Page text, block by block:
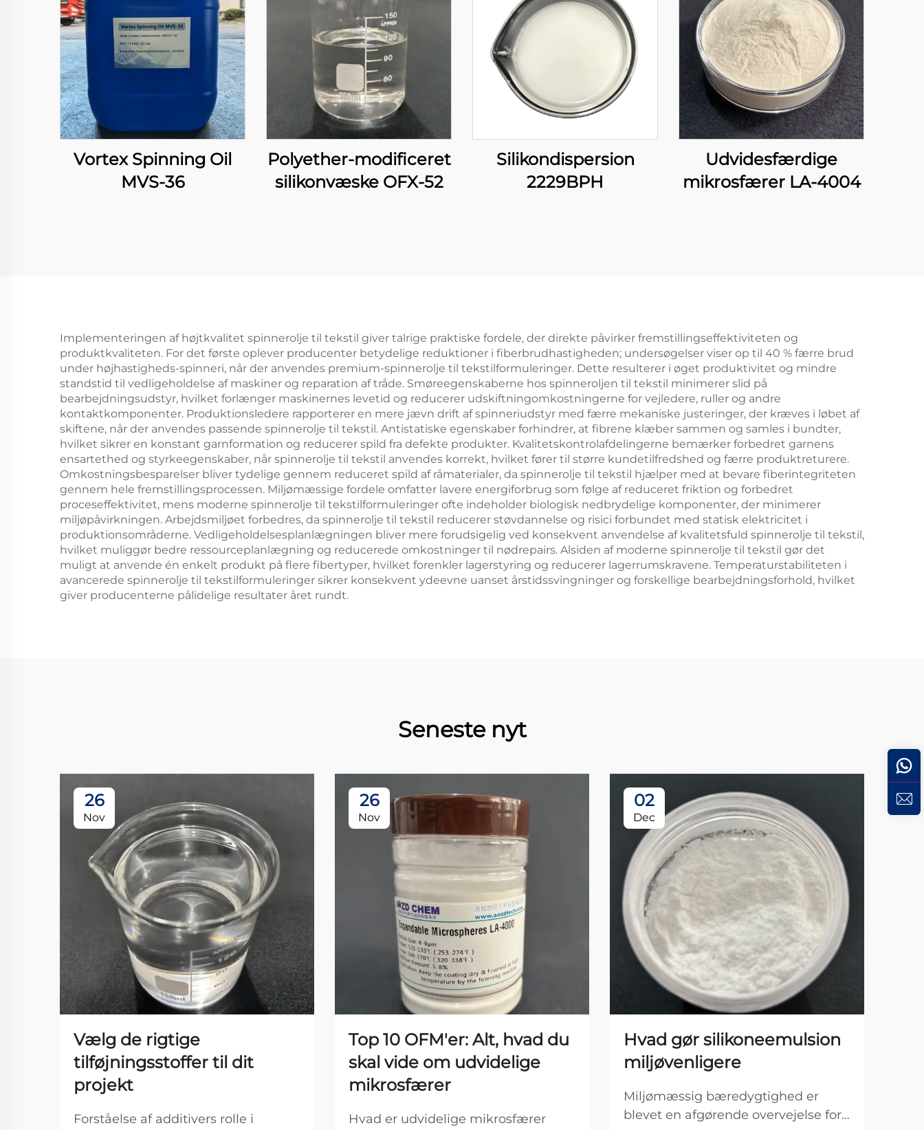
Vortex Spinning Oil
MVS-36
Polyether-modificeret
silikonvæske OFX-52
Silikondispersion
2229BPH
Udvidesfærdige
mikrosfærer LA-4004
Implementeringen af højtkvalitet spinnerolje til tekstil giver talrige praktiske fordele, der direkte påvirker fremstillingseffektiviteten og
produktkvaliteten. For det første oplever producenter betydelige reduktioner i fiberbrudhastigheden; undersøgelser viser op til 40 % færre brud
under højhastigheds-spinneri, når der anvendes premium-spinnerolje til tekstilformuleringer. Dette resulterer i øget produktivitet og mindre
standstid til vedligeholdelse af maskiner og reparation af tråde. Smøreegenskaberne hos spinneroljen til tekstil minimerer slid på
bearbejdningsudstyr, hvilket forlænger maskinernes levetid og reducerer udskiftningomkostningerne for vejledere, ruller og andre
kontaktkomponenter. Produktionsledere rapporterer en mere jævn drift af spinneriudstyr med færre mekaniske justeringer, der kræves i løbet af
skiftene, når der anvendes passende spinnerolje til tekstil. Antistatiske egenskaber forhindrer, at fibrene klæber sammen og samles i bundter,
hvilket sikrer en konstant garnformation og reducerer spild fra defekte produkter. Kvalitetskontrolafdelingerne bemærker forbedret garnens
ensartethed og styrkeegenskaber, når spinnerolje til tekstil anvendes korrekt, hvilket fører til større kundetilfredshed og færre produktreturere.
Omkostningsbesparelser bliver tydelige gennem reduceret spild af råmaterialer, da spinnerolje til tekstil hjælper med at bevare fiberintegriteten
gennem hele fremstillingsprocessen. Miljømæssige fordele omfatter lavere energiforbrug som følge af reduceret friktion og forbedret
proceseffektivitet, mens moderne spinnerolje til tekstilformuleringer ofte indeholder biologisk nedbrydelige komponenter, der minimerer
miljøpåvirkningen. Arbejdsmiljøet forbedres, da spinnerolje til tekstil reducerer støvdannelse og risici forbundet med statisk elektricitet i
produktionsområderne. Vedligeholdelsesplanlægningen bliver mere forudsigelig ved konsekvent anvendelse af kvalitetsfuld spinnerolje til tekstil,
hvilket muliggør bedre ressourceplanlægning og reducerede omkostninger til nødrepairs. Alsiden af moderne spinnerolje til tekstil gør det
muligt at anvende én enkelt produkt på flere fibertyper, hvilket forenkler lagerstyring og reducerer lagerrumskravene. Temperaturstabiliteten i
avancerede spinnerolje til tekstilformuleringer sikrer konsekvent ydeevne uanset årstidssvingninger og forskellige bearbejdningsforhold, hvilket
giver producenterne pålidelige resultater året rundt.
Seneste nyt
26
Nov
Vælg de rigtige
tilføjningsstoffer til dit
projekt
Forståelse af additivers rolle i
26
Nov
Top 10 OFM'er: Alt, hvad du
skal vide om udvidelige
mikrosfærer
Hvad er udvidelige mikrosfærer
02
Dec
Hvad gør silikoneemulsion
miljøvenligere
Miljømæssig bæredygtighed er
blevet en afgørende overvejelse for